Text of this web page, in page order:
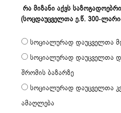
რა მიზანი აქვს
(სოცდაუცველთა ე.წ. 300-
სოციალურად დაუცველთა
სოციალურად დაუცველთა
შრომის ბაზარზე
სოციალურად დაუცველთა
ამაღლება